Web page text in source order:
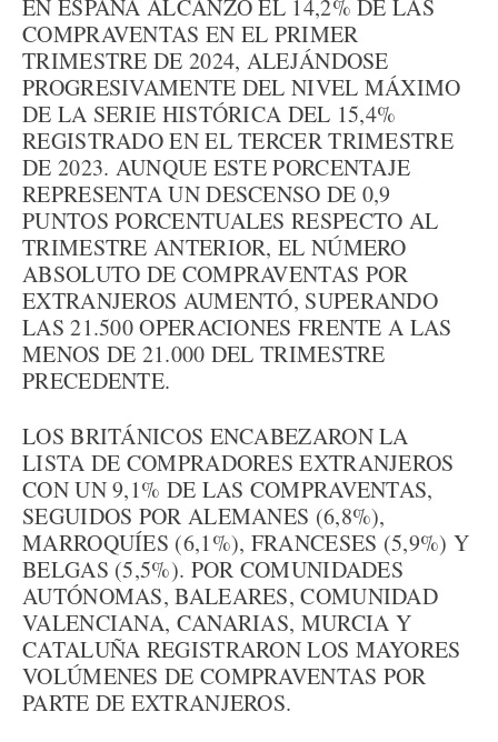
EN ESPAÑA ALCANZÓ EL 14,2% DE LAS
COMPRAVENTAS EN EL PRIMER
TRIMESTRE DE 2024, ALEJÁNDOSE
PROGRESIVAMENTE DEL NIVEL MÁXIMO
DE LA SERIE HISTÓRICA DEL 15,4%
REGISTRADO EN EL TERCER TRIMESTRE
DE 2023. AUNQUE ESTE PORCENTAJE
REPRESENTA UN DESCENSO DE 0,9
PUNTOS PORCENTUALES RESPECTO AL
TRIMESTRE ANTERIOR, EL NÚMERO
ABSOLUTO DE COMPRAVENTAS POR
EXTRANJEROS AUMENTÓ, SUPERANDO
LAS 21.500 OPERACIONES FRENTE A LAS
MENOS DE 21.000 DEL TRIMESTRE
PRECEDENTE.
LOS BRITÁNICOS ENCABEZARON LA
LISTA DE COMPRADORES EXTRANJEROS
CON UN 9,1% DE LAS COMPRAVENTAS,
SEGUIDOS POR ALEMANES (6,8%),
MARROQUÍES (6,1%), FRANCESES (5,9%) Y
BELGAS (5,5%). POR COMUNIDADES
AUTÓNOMAS, BALEARES, COMUNIDAD
VALENCIANA, CANARIAS, MURCIA Y
CATALUÑA REGISTRARON LOS MAYORES
VOLÚMENES DE COMPRAVENTAS POR
PARTE DE EXTRANJEROS.